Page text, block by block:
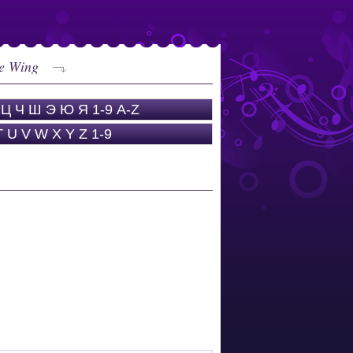
Wing
Ц Ч Ш Э Ю Я 1-9 A-Z
U V W X Y Z 1-9